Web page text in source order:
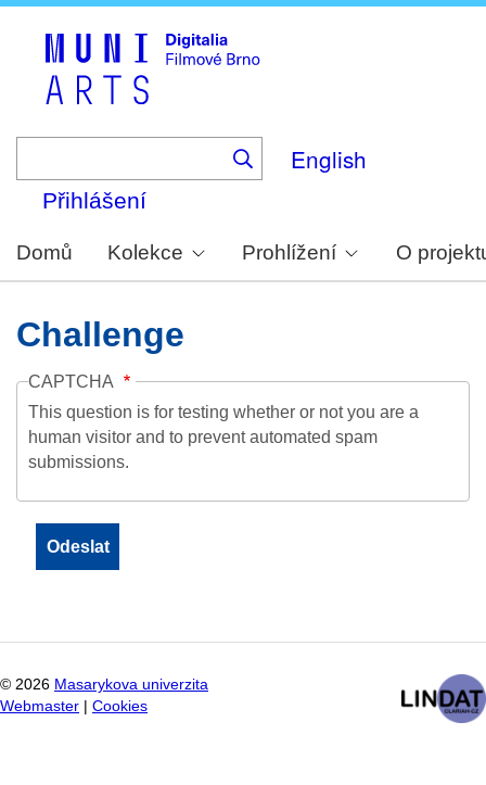
English
Přihlášení
Domů Kolekce Prohlížení O
Challenge
CAPTCHA
This question is for testing whether or not you are a
human visitor and to prevent automated spam
submissions.
© 2026 Masarykova univerzita
Webmaster
Cookies